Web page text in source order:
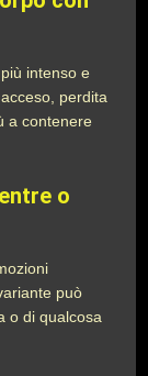
intenso e
perdita
a contenere
o
può
o di qualcosa